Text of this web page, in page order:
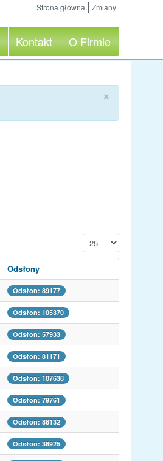
Strona główna Zmiany
Kontakt O Firmie
×
Pokaż #
Odsłony
Odsłon: 89177
Odsłon: 105370
Odsłon: 57933
Odsłon: 81171
Odsłon: 107638
Odsłon: 79761
Odsłon: 88132
Odsłon: 38925